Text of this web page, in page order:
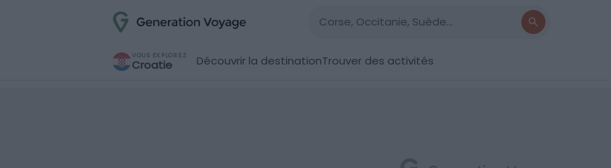
VOUS EXPLOREZ
Croatie Découvrir la destinationTrouver des activités